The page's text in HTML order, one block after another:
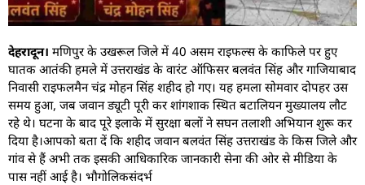
देहरादून। मणिपुर के उखरूल जिले में 40 असम राइफल्स के काफिले पर हुए
घातक आतंकी हमले में उत्तराखंड के वारंट ऑफिसर बलवंत सिंह और गाजियाबाद
निवासी राइफलमैन चंद्र मोहन सिंह शहीद हो गए। यह हमला सोमवार दोपहर उस
समय हुआ, जब जवान ड्यूटी पूरी कर शांगशाक स्थित बटालियन मुख्यालय लौट
रहे थे। घटना के बाद पूरे इलाके में सुरक्षा बलों ने सघन तलाशी अभियान शुरू कर
दिया है।आपको बता दें कि शहीद जवान बलवंत सिंह उत्तराखंड के किस जिले और
गांव से हैं अभी तक इसकी आधिकारिक जानकारी सेना की ओर से मीडिया के
पास नहीं आई है। भौगोलिकसंदर्भ